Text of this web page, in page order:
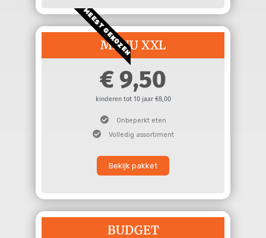
MEEST GEKOZEN
MENU XXL
9,50
kinderen tot 10 jaar €8,00
Onbeperkt eten
Volledig assortiment
Bekijk pakket
BUDGET